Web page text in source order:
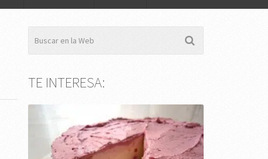
TE INTERESA: